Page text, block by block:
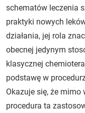
schematów leczenia
praktyki nowych
działania, jej rola
obecnej jedynym
klasycznej
podstawę w
Okazuje się, że
procedura ta